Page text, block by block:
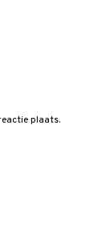
plaats.